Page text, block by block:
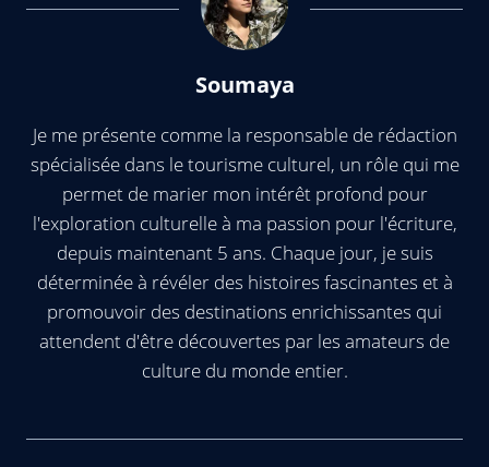
Soumaya
Je me présente comme la responsable de rédaction
spécialisée dans le tourisme culturel, un rôle qui me
permet de marier mon intérêt profond pour
l'exploration culturelle à ma passion pour l'écriture,
depuis maintenant 5 ans. Chaque jour, je suis
déterminée à révéler des histoires fascinantes et à
promouvoir des destinations enrichissantes qui
attendent d'être découvertes par les amateurs de
culture du monde entier.